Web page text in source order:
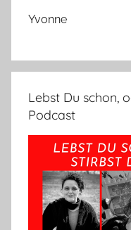
Yvonne
Lebst Du schon,
Podcast